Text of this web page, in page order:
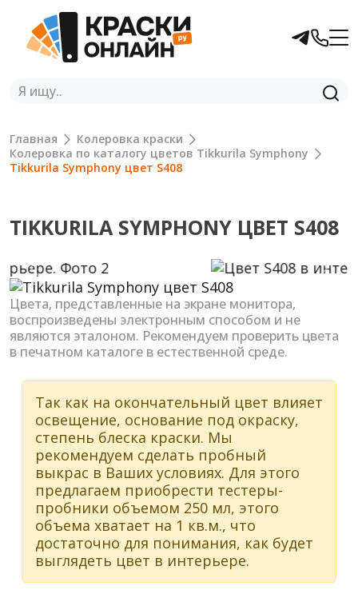
Главная
Колеровка краски
Колеровка по каталогу цветов Tikkurila Symphony
Tikkurila Symphony цвет S408
TIKKURILA SYMPHONY ЦВЕТ S408
Previous Next
Цвета, представленные на экране монитора,
воспроизведены электронным способом и не
являются эталоном. Рекомендуем проверить цвета
в печатном каталоге в естественной среде.
Так как на окончательный цвет влияет
освещение, основание под окраску,
степень блеска краски. Мы
рекомендуем сделать пробный
выкрас в Ваших условиях. Для этого
предлагаем приобрести тестеры-
пробники объемом 250 мл, этого
объема хватает на 1 кв.м., что
достаточно для понимания, как будет
выглядеть цвет в интерьере.